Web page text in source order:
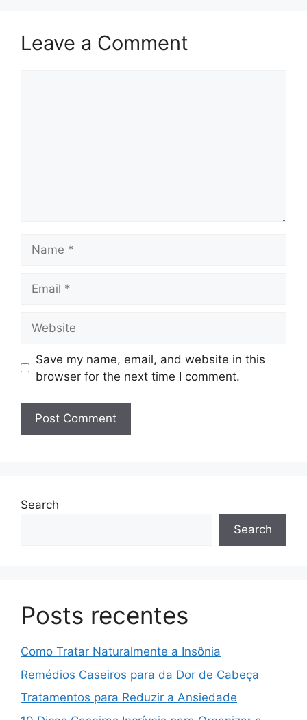
Leave a Comment
Save my name, email, and website in this
browser for the next time I comment.
Search
Search
Posts recentes
Como Tratar Naturalmente a Insônia
Remédios Caseiros para da Dor de Cabeça
Tratamentos para Reduzir a Ansiedade